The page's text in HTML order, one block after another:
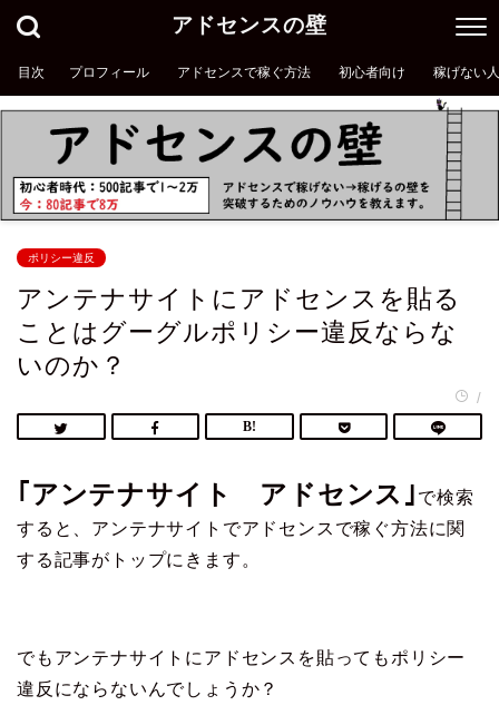
アドセンスの壁
目次 プロフィール アドセンスで稼ぐ方法 初心者向け 稼げない
ポリシー違反
アンテナサイトにアドセンスを貼る
ことはグーグルポリシー違反ならな
いのか？
/
｢アンテナサイト アドセンス｣ で検索
すると、アンテナサイトでアドセンスで稼ぐ方法に関
する記事がトップにきます。
でもアンテナサイトにアドセンスを貼ってもポリシー
違反にならないんでしょうか？